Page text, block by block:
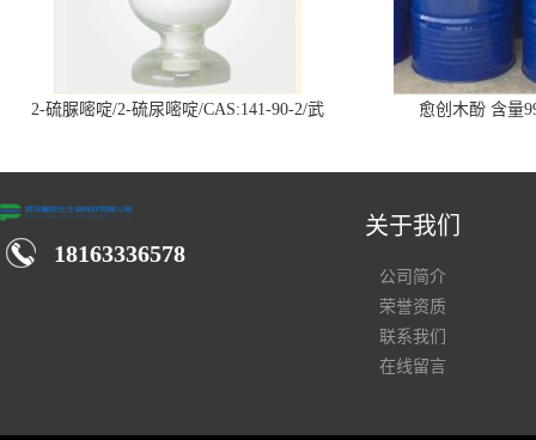
2-硫脲嘧啶/2-硫尿嘧啶/CAS:141-90-2/武
愈创木酚 含量
18163336578
关于我们
公司简介
荣誉资质
联系我们
在线留言